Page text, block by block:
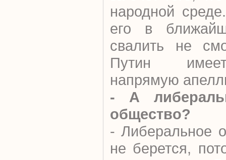
народной
его в
свалить не
Путин
напрямую
- А
общество?
- Либеральное
не берется,